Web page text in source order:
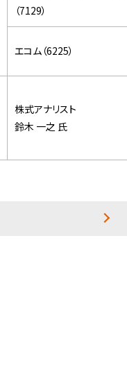
（7129）
エコム （6225）
株式アナリスト
鈴木 一之 氏